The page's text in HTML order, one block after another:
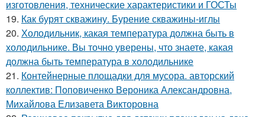
изготовления, технические характеристики и ГОСТы
19. Как бурят скважину. Бурение скважины-иглы
20. Холодильник, какая температура должна быть в
холодильнике. Вы точно уверены, что знаете, какая
должна быть температура в холодильнике
21. Контейнерные площадки для мусора. авторский
коллектив: Поповиченко Вероника Александровна,
Михайлова Елизавета Викторовна